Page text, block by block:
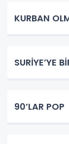
KURBAN
SURİYE’YE
90’LAR POP